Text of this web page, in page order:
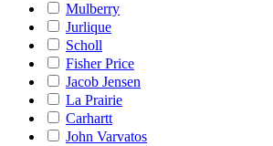
Mulberry
Jurlique
Scholl
Fisher Price
Jacob Jensen
La Prairie
Carhartt
John Varvatos